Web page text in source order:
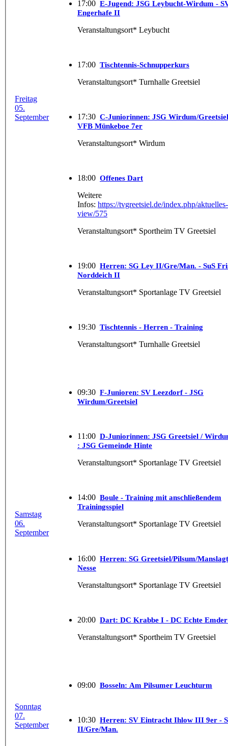
Freitag
05.
September
17:00 E-Jugend: JSG Leybucht-Wirdum -
Engerhafe II
Veranstaltungsort* Leybucht
17:00 Tischtennis-Schnupperkurs
Veranstaltungsort* Turnhalle Greetsiel
17:30 C-Juniorinnen: JSG Wirdum/
VFB Münkeboe 7er
Veranstaltungsort* Wirdum
18:00 Offenes Dart
Weitere
Infos: https://tvgreetsiel.de/index.php/aktuelles-
view/575
Veranstaltungsort* Sportheim TV Greetsiel
19:00 Herren: SG Ley II/​Gre/​Man. - SuS
Norddeich II
Veranstaltungsort* Sportanlage TV Greetsiel
19:30 Tischtennis - Herren - Training
Veranstaltungsort* Turnhalle Greetsiel
Samstag
06.
September
09:30 F-Junioren: SV Leezdorf - JSG
Wirdum/Greetsiel
11:00 D-Juniorinnen: JSG Greetsiel /
: JSG Gemeinde Hinte
Veranstaltungsort* Sportanlage TV Greetsiel
14:00 Boule - Training mit anschließendem
Trainingsspiel
Veranstaltungsort* Sportanlage TV Greetsiel
16:00 Herren: SG Greetsiel/​Pilsum/​
Nesse
Veranstaltungsort* Sportanlage TV Greetsiel
20:00 Dart: DC Krabbe I - DC Echte
Veranstaltungsort* Sportheim TV Greetsiel
Sonntag
07.
September
09:00 Bosseln: Am Pilsumer Leuchturm
10:30 Herren: SV Eintracht Ihlow III 9er -
II/Gre/Man.